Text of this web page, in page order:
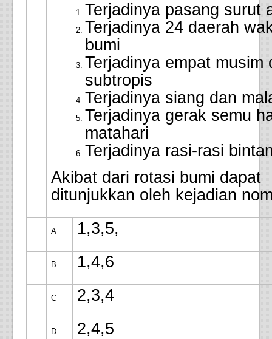
Terjadinya pasang surut
Terjadinya 24 daerah
bumi
Terjadinya empat musim
subtropis
Terjadinya siang dan
Terjadinya gerak semu
matahari
Terjadinya rasi-rasi
Akibat dari rotasi bumi dapat
ditunjukkan oleh kejadian
A 1,3,5,
B 1,4,6
C 2,3,4
D 2,4,5